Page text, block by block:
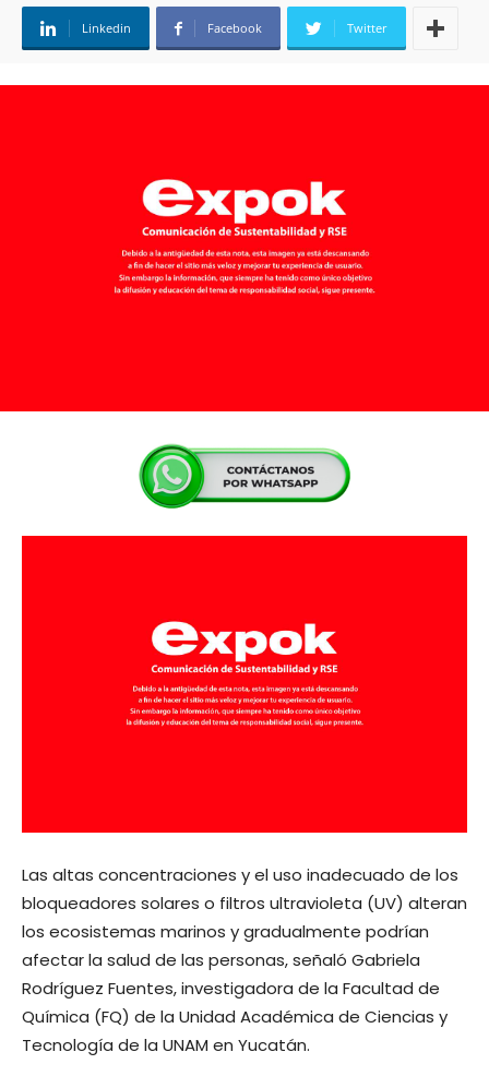
Linkedin Facebook Twitter
Las altas concentraciones y el uso inadecuado de los
bloqueadores solares o filtros ultravioleta (UV) alteran
los ecosistemas marinos y gradualmente podrían
afectar la salud de las personas, señaló Gabriela
Rodríguez Fuentes, investigadora de la Facultad de
Química (FQ) de la Unidad Académica de Ciencias y
Tecnología de la UNAM en Yucatán.